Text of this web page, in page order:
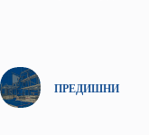
ПРЕДИШНИ